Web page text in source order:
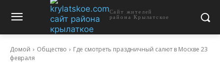
Сайт жителей
района Крылатское
Домой Общество
Где смотреть праздничный салют в Москве 23
февраля